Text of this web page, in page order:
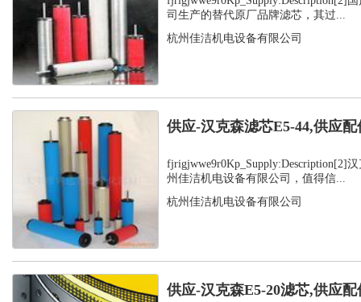
司生产的替代原厂品牌滤芯，其过...
杭州佳洁机电设备有限公司
供应-汉克森滤芯E5-44,供应配
fjrigjwwe9r0Kp_Supply:Description[2]
州佳洁机电设备有限公司，值得信...
杭州佳洁机电设备有限公司
供应-汉克森E5-20滤芯,供应配